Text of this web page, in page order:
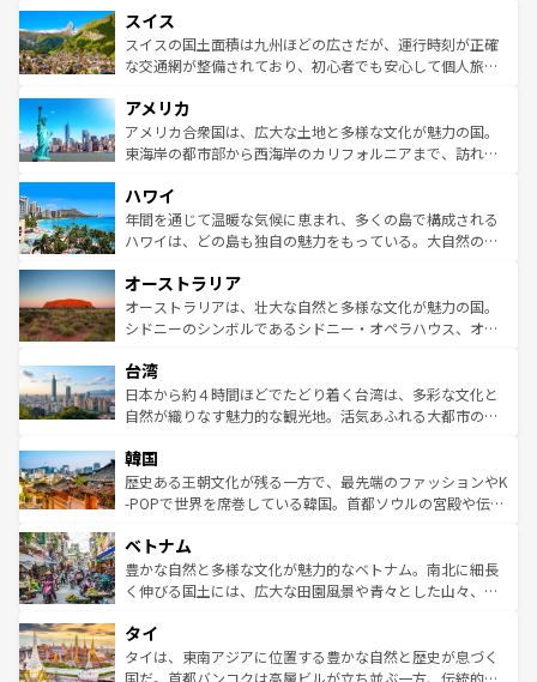
れる地方に足を運ぶとそれぞれで全く異なる文化を体験で
きるだろう。 なお、新着のフランス情報はコンテンツ一覧
を参照してほしい。
は、お酒好きな人にはぜひ体験してほしい。 なお、新着の
ドイツ情報はコンテンツ一覧を参照してほしい。
リアごとに異なる魅力がある。また、優雅なアフタヌーン
ティー、ビール好きにはたまらない英国パブ、サッカー観
戦など、本場だからこそできる体験も豊富。イギリスを旅
ンツ一覧を参照してほしい。
スイス
スイスの国土面積は九州ほどの広さだが、運行時刻が正確
な交通網が整備されており、初心者でも安心して個人旅行
の建物がそのまま残る町や、スイスならではのユニークな
博物館もあり、アルプス観光だけでなく町歩きも満喫する
ことができる。国民の所得が高いため物価も高いが、旅行
ば市内交通費無料で観光を楽しむこともできる。 なお、新
着のスイス情報はコンテンツ一覧 を参照してほしい。
アメリカ
アメリカ合衆国は、広大な土地と多様な文化が魅力の国。
東海岸の都市部から西海岸のカリフォルニアまで、訪れる
のような巨大都市は、観光、ショッピング、エンターテイ
ンメントが詰まった刺激的なスポットだ。一方、アメリカ
西部には大自然が広がり、グランドキャニオンやイエロー
部のニューオーリンズでは、音楽と美食が融合した独特の
文化が魅力。旅行者はアメリカの各地域で異なる魅力を楽
しみながら、その多様性と豊かな歴史を感じることができ
ならではの贅沢な旅のスタイルだ。 なお、新着のアメリカ
情報はコンテンツ一覧を参照してほしい。
ハワイ
年間を通じて温暖な気候に恵まれ、多くの島で構成される
ハワイは、どの島も独自の魅力をもっている。大自然の神
ワイ島は見逃せない。また、定番の観光地といえばオアフ
島だが、静かな自然を求めるならマウイ島やカウアイ島が
おすすめ。エメラルドグリーンに輝く海をはじめ、豊かな
れるおもてなしの心で訪れる人々を迎えてくれるハワイの
人々、おいしいローカルフードやハワイアンミュージッ
ク、伝統的なフラダンスなど、すべてがハワイの魅力を彩
ワイを、存分に味わってほしい。 なお、新着のハワイ情報
はコンテンツ一覧を参照してほしい。
オーストラリア
オーストラリアは、壮大な自然と多様な文化が魅力の国。
シドニーのシンボルであるシドニー・オペラハウス、オー
リアリーフや大陸中央部にそびえるウルル（エアーズロッ
ク）、タスマニアの美しい原生林やケアンズの熱帯雨林な
ど、見どころがたくさん。また、カフェやワイン、オージ
いる。アクティビティも充実しており、サーフィンやダイ
ビング、ハイキングなど、アウトドア好きにはたまらな
い。オーストラリアの多彩な魅力を存分に味わいつくそ
参照してほしい。
台湾
日本から約４時間ほどでたどり着く台湾は、多彩な文化と
自然が織りなす魅力的な観光地。活気あふれる大都市の台
ン）、静ひつな山岳地帯である台湾東部など、都市の喧騒
と山間の静けさが共存しており、訪れる人に新しい発見と
驚きをもたらしてくれる。また、奥深い台湾の食文化も魅
容にもいいと評判のスイーツなど、バラエティ豊かな料理
が味わえる。 なお、新着の台湾情報は コンテンツ一覧を参
照してほしい。
韓国
歴史ある王朝文化が残る一方で、最先端のファッションやK
-POPで世界を席巻している韓国。首都ソウルの宮殿や伝統
き、地方に足を延ばせば四季折々の自然美を楽しむことが
できる。そして、キムチや焼肉、絶品のストリートフード
まで、さまざまな韓国料理が待っている。夜には、韓国な
リティに包まれながら、韓国の多彩な魅力を心ゆくまで味
わってみてほしい。 なお、新着の韓国情報はコンテンツ一
覧を参照してほしい。
ベトナム
豊かな自然と多様な文化が魅力的なベトナム。南北に細長
く伸びる国土には、広大な田園風景や青々とした山々、世
急速な発展と共に伝統が息づく。ハノイの古い町並みやホ
ーチミン市のフランス統治時代の建物も、独特の雰囲気を
醸し出している。また、バラエティの豊かさとおいしさで
タイ
タイは、東南アジアに位置する豊かな自然と歴史が息づく
国だ。首都バンコクは高層ビルが立ち並ぶ一方、伝統的な